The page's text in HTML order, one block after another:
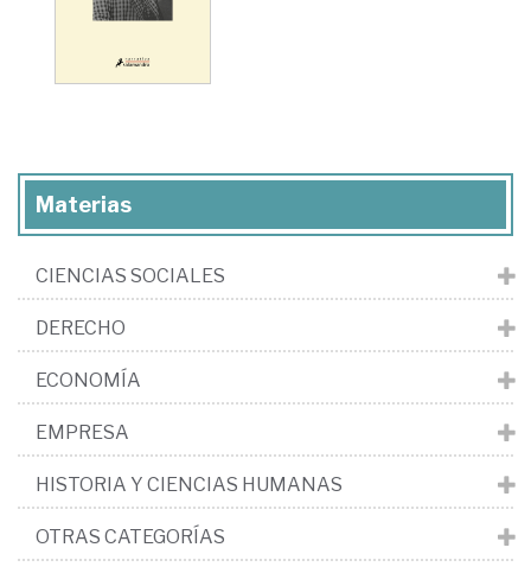
Materias
CIENCIAS SOCIALES
DERECHO
ECONOMÍA
EMPRESA
HISTORIA Y CIENCIAS HUMANAS
OTRAS CATEGORÍAS